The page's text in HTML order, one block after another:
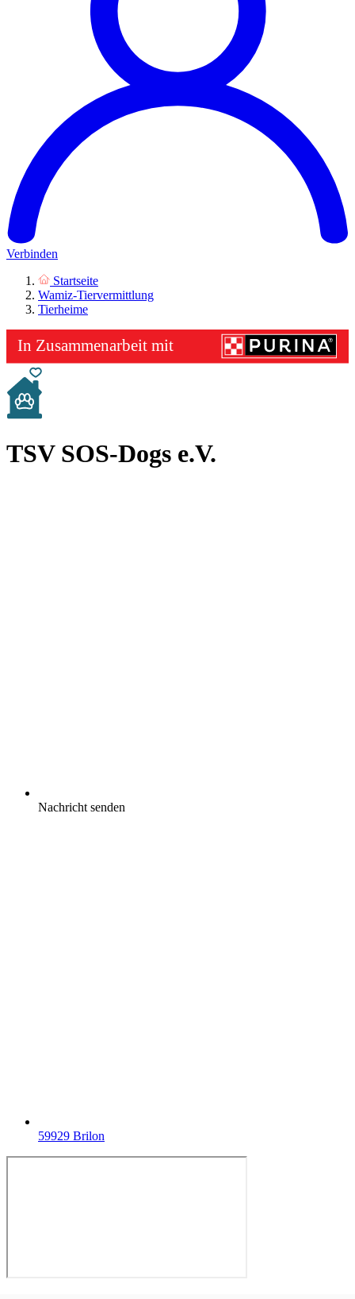
Verbinden
Startseite
Wamiz-Tiervermittlung
Tierheime
TSV SOS-Dogs e.V.
Nachricht senden
59929 Brilon